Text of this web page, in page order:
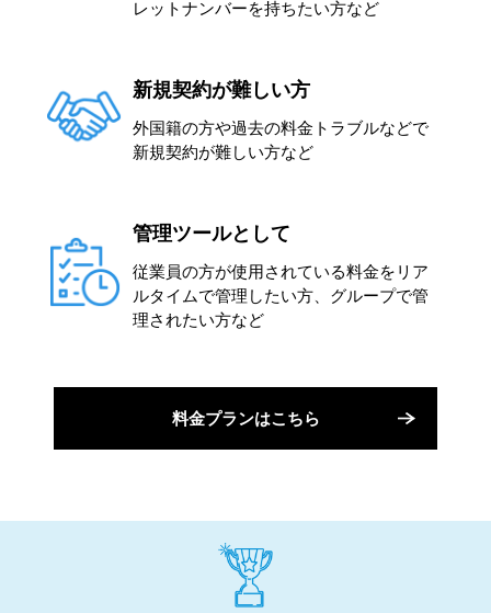
レットナンバーを持ちたい方など
新規契約が難しい方
外国籍の方や過去の料金トラブルなどで
新規契約が難しい方など
管理ツールとして
従業員の方が使用されている料金をリア
ルタイムで管理したい方、グループで管
理されたい方など
料金プランはこちら